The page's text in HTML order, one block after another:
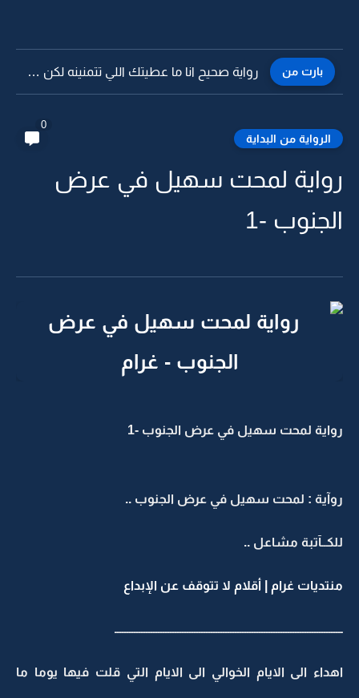
بارت من رواية صحيح انا ما عطيتك اللي تتمنينه لكن وشكثر احبك...
الرواية من البداية
0
رواية لمحت سهيل في عرض
الجنوب -1
رواية لمحت سهيل في عرض الجنوب -1
روآية : لمحت سهيل في عرض الجنوب ..
للكــآتبة مشاعل ..
منتديات غرام | أقلام لا تتوقف عن الإبداع
ـــــــــــــــــــــــــــــــــــــــــــــــــــــــــــــــــــــــــــــــــــــــــــــــ
اهداء الى الايام الخوالي الى الايام التي قلت فيها يوما ما